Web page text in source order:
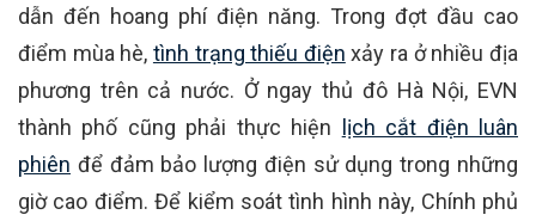
dẫn đến hoang phí điện năng. Trong đợt đầu cao
điểm mùa hè, tình trạng thiếu điện xảy ra ở nhiều địa
phương trên cả nước. Ở ngay thủ đô Hà Nội, EVN
thành phố cũng phải thực hiện lịch cắt điện luân
phiên để đảm bảo lượng điện sử dụng trong những
giờ cao điểm. Để kiểm soát tình hình này, Chính phủ